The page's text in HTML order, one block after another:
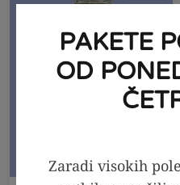
PAKETE
OD
Zaradi visokih